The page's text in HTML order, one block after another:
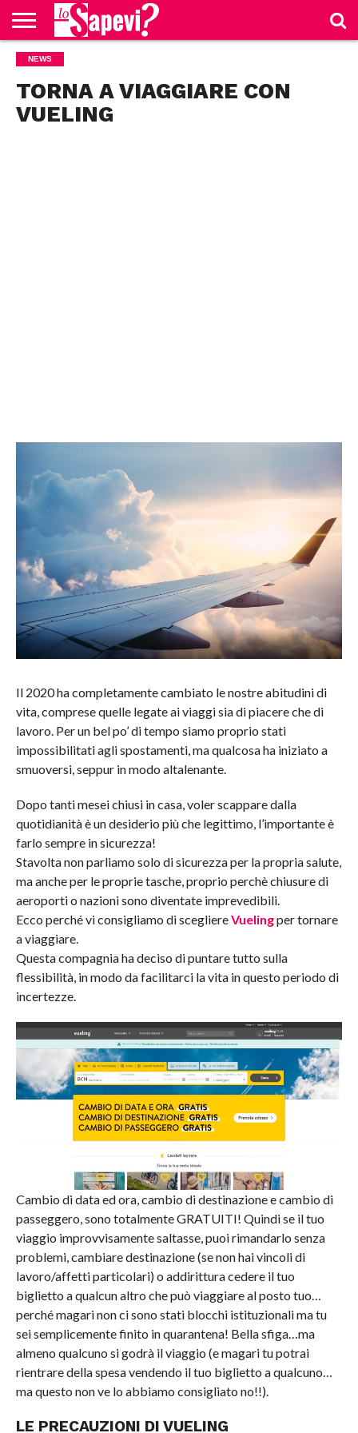
CURIOSITÀ
BENESSERE
GOSSIP
PRODOTTI
NEWS
CASA E
NEWS
TORNA A VIAGGIARE CON
VUELING
Il 2020 ha completamente cambiato le nostre abitudini di
vita, comprese quelle legate ai viaggi sia di piacere che di
lavoro. Per un bel po’ di tempo siamo proprio stati
impossibilitati agli spostamenti, ma qualcosa ha iniziato a
smuoversi, seppur in modo altalenante.
Dopo tanti mesei chiusi in casa, voler scappare dalla
quotidianità è un desiderio più che legittimo, l’importante è
farlo sempre in sicurezza!
Stavolta non parliamo solo di sicurezza per la propria salute,
ma anche per le proprie tasche, proprio perchè chiusure di
aeroporti o nazioni sono diventate imprevedibili.
Ecco perché vi consigliamo di scegliereVuelingper tornare
a viaggiare.
Questa compagnia ha deciso di puntare tutto sulla
flessibilità, in modo da facilitarci la vita in questo periodo di
incertezze.
Cambio di data ed ora, cambio di destinazione e cambio di
passeggero, sono totalmente GRATUITI! Quindi se il tuo
viaggio improvvisamente saltasse, puoi rimandarlo senza
problemi, cambiare destinazione (se non hai vincoli di
lavoro/affetti particolari) o addirittura cedere il tuo
biglietto a qualcun altro che può viaggiare al posto tuo…
perché magari non ci sono stati blocchi istituzionali ma tu
sei semplicemente finito in quarantena! Bella sfiga…ma
almeno qualcuno si godrà il viaggio (e magari tu potrai
rientrare della spesa vendendo il tuo biglietto a qualcuno…
ma questo non ve lo abbiamo consigliato no!!).
LE PRECAUZIONI DI VUELING